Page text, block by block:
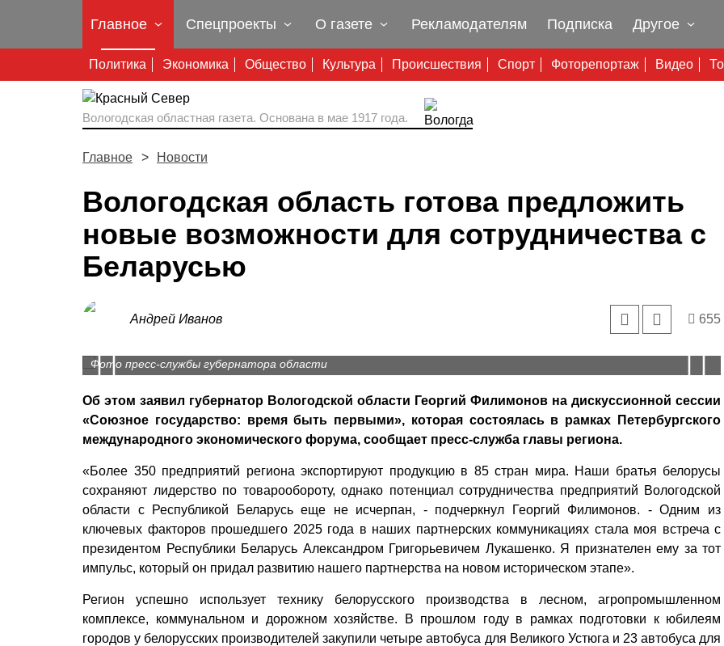
Главное
Политика Экономика Общество Культура Происшествия Спорт Фоторепортаж Видео
Спецпроекты О газете Рекламодателям Подписка Другое
Вологодская областная газета. Основана в мае 1917 года.
Главное Новости
Вологодская область готова предложить
новые возможности для сотрудничества с
Беларусью
Андрей Иванов 655
Prev
Фото пресс-службы губернатора области
Об этом заявил губернатор Вологодской области Георгий Филимонов на дискуссионной сессии
«Союзное государство: время быть первыми», которая состоялась в рамках Петербургского
международного экономического форума, сообщает пресс-служба главы региона.
«Более 350 предприятий региона экспортируют продукцию в 85 стран мира. Наши братья белорусы
сохраняют лидерство по товарообороту, однако потенциал сотрудничества предприятий Вологодской
области с Республикой Беларусь еще не исчерпан, - подчеркнул Георгий Филимонов. - Одним из
ключевых факторов прошедшего 2025 года в наших партнерских коммуникациях стала моя встреча с
президентом Республики Беларусь Александром Григорьевичем Лукашенко. Я признателен ему за тот
импульс, который он придал развитию нашего партнерства на новом историческом этапе».
Регион успешно использует технику белорусского производства в лесном, агропромышленном
комплексе, коммунальном и дорожном хозяйстве. В прошлом году в рамках подготовки к юбилеям
городов у белорусских производителей закупили четыре автобуса для Великого Устюга и 23 автобуса для